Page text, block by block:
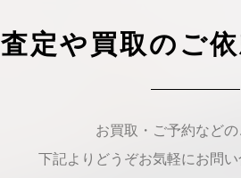
査定や買取のご
お買取・ご予約など
下記よりどうぞお気軽にお問い